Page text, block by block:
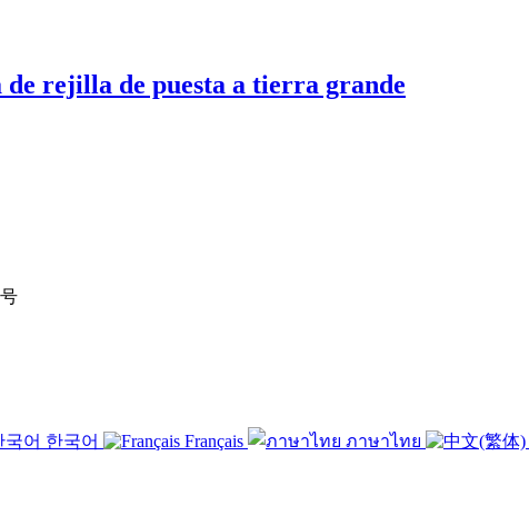
rejilla de puesta a tierra grande
한국어 Français ภาษาไทย